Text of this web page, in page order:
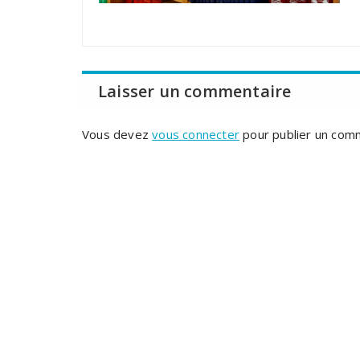
Laisser un commentaire
Vous devezvous connecter pour publier un